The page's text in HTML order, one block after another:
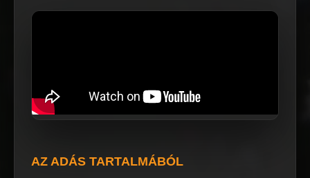
AZ ADÁS TARTALMÁBÓL